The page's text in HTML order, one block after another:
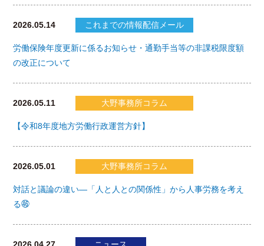
2026.05.14 これまでの情報配信メール
労働保険年度更新に係るお知らせ・通勤手当等の非課税限度額
の改正について
2026.05.11 大野事務所コラム
【令和8年度地方労働行政運営方針】
2026.05.01 大野事務所コラム
対話と議論の違い―「人と人との関係性」から人事労務を考え
る㊻
2026.04.27 ニュース